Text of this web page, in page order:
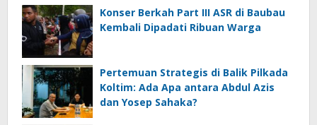
Konser Berkah Part III ASR di Baubau
Kembali Dipadati Ribuan Warga
Pertemuan Strategis di Balik Pilkada
Koltim: Ada Apa antara Abdul Azis
dan Yosep Sahaka?